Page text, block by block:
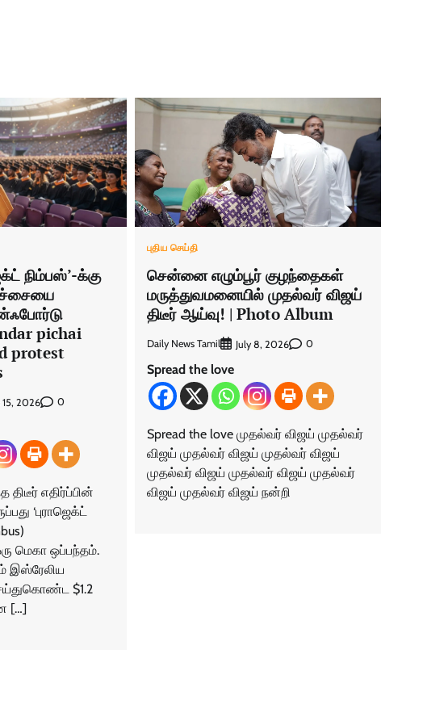
நிம்பஸ்’-க்கு
pichai
protest
15, 2026 0
திடீர் எதிர்ப்பின்
‘புராஜெக்ட்
மெகா ஒப்பந்தம்.
இஸ்ரேலிய
$1.2
[…]
புதிய செய்தி
சென்னை எழும்பூர் குழந்தைகள்
மருத்துவமனையில் முதல்வர் விஜய்
திடீர் ஆய்வு! | Photo Album
Daily News Tamil July 8, 2026 0
Spread the love
Spread the love முதல்வர் விஜய் முதல்வர்
விஜய் முதல்வர் விஜய் முதல்வர் விஜய்
முதல்வர் விஜய் முதல்வர் விஜய் முதல்வர்
விஜய் முதல்வர் விஜய் நன்றி